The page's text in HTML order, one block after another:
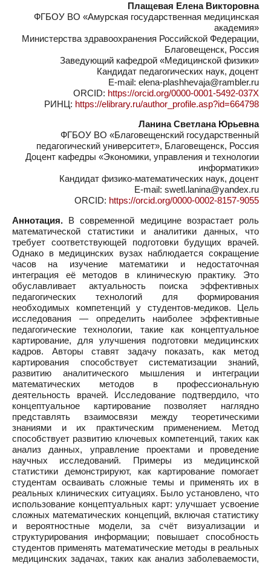
Плащевая Елена Викторовна
ФГБОУ ВО «Амурская государственная медицинская
академия»
Министерства здравоохранения Российской Федерации,
Благовещенск, Россия
Заведующий кафедрой «Медицинской физики»
Кандидат педагогических наук, доцент
E-mail: elena-plashhevaja@rambler.ru
ORCID: https://orcid.org/0000-0001-5492-037X
РИНЦ: https://elibrary.ru/author_profile.asp?id=664798
Ланина Светлана Юрьевна
ФГБОУ ВО «Благовещенский государственный
педагогический университет», Благовещенск, Россия
Доцент кафедры «Экономики, управления и технологии
информатики»
Кандидат физико-математических наук, доцент
E-mail: swetl.lanina@yandex.ru
ORCID: https://orcid.org/0000-0002-8157-9055
Аннотация. В современной медицине возрастает роль
математической статистики и аналитики данных, что
требует соответствующей подготовки будущих врачей.
Однако в медицинских вузах наблюдается сокращение
часов на изучение математики и недостаточная
интеграция её методов в клиническую практику. Это
обуславливает актуальность поиска эффективных
педагогических технологий для формирования
необходимых компетенций у студентов-медиков. Цель
исследования — определить наиболее эффективные
педагогические технологии, такие как концептуальное
картирование, для улучшения подготовки медицинских
кадров. Авторы ставят задачу показать, как метод
картирования способствует систематизации знаний,
развитию аналитического мышления и интеграции
математических методов в профессиональную
деятельность врачей. Исследование подтвердило, что
концептуальное картирование позволяет наглядно
представлять взаимосвязи между теоретическими
знаниями и их практическим применением. Метод
способствует развитию ключевых компетенций, таких как
анализ данных, управление проектами и проведение
научных исследований. Примеры из медицинской
статистики демонстрируют, как картирование помогает
студентам осваивать сложные темы и применять их в
реальных клинических ситуациях. Было установлено, что
использование концептуальных карт: улучшает усвоение
сложных математических концепций, включая статистику
и вероятностные модели, за счёт визуализации и
структурирования информации; повышает способность
студентов применять математические методы в реальных
медицинских задачах, таких как анализ заболеваемости,